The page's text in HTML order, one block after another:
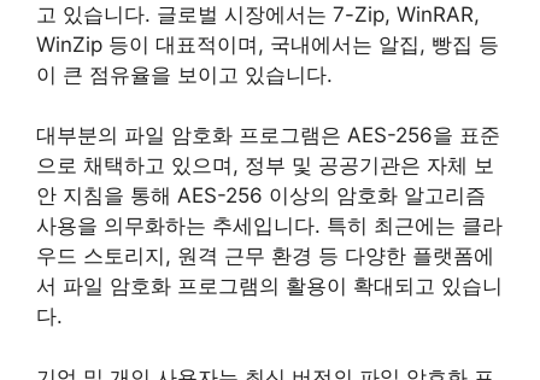
고 있습니다. 글로벌 시장에서는 7-Zip, WinRAR,
WinZip 등이 대표적이며, 국내에서는 알집, 빵집 등
이 큰 점유율을 보이고 있습니다.
대부분의 파일 암호화 프로그램은 AES-256을 표준
으로 채택하고 있으며, 정부 및 공공기관은 자체 보
안 지침을 통해 AES-256 이상의 암호화 알고리즘
사용을 의무화하는 추세입니다. 특히 최근에는 클라
우드 스토리지, 원격 근무 환경 등 다양한 플랫폼에
서 파일 암호화 프로그램의 활용이 확대되고 있습니
다.